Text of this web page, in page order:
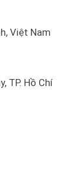
Việt Nam
TP. Hồ Chí